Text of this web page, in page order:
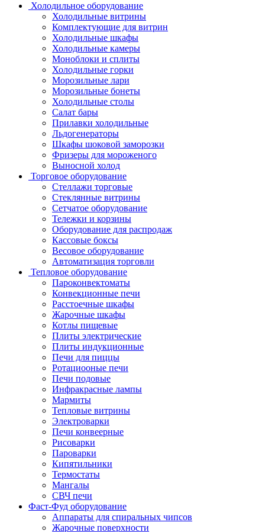
Холодильное оборудование
Холодильные витрины
Комплектующие для витрин
Холодильные шкафы
Холодильные камеры
Моноблоки и сплиты
Холодильные горки
Морозильные лари
Морозильные бонеты
Холодильные столы
Салат бары
Прилавки холодильные
Льдогенераторы
Шкафы шоковой заморозки
Фризеры для мороженого
Выносной холод
Торговое оборудование
Стеллажи торговые
Стеклянные витрины
Сетчатое оборудование
Тележки и корзины
Оборудование для распродаж
Кассовые боксы
Весовое оборудование
Автоматизация торговли
Тепловое оборудование
Пароконвектоматы
Конвекционные печи
Расстоечные шкафы
Жарочные шкафы
Котлы пищевые
Плиты электрические
Плиты индукционные
Печи для пиццы
Ротациооные печи
Печи подовые
Инфракрасные лампы
Мармиты
Тепловые витрины
Электроварки
Печи конвеерные
Рисоварки
Пароварки
Кипятильники
Термостаты
Мангалы
СВЧ печи
Фаст-Фуд оборудование
Аппараты для спиральных чипсов
Жарочные поверхности